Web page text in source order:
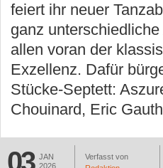
feiert ihr neuer
ganz
allen voran der
Exzellenz. Dafür
Stücke-Septett:
Chouinard, Eric
03 JAN
2026
Verfasst von